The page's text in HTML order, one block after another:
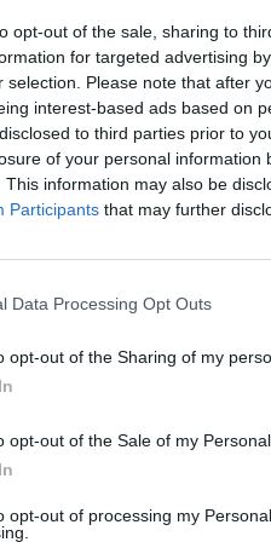
opt-out of the sale, sharing to
for targeted advertising
selection. Please note that after
interest-based ads based on
to third parties prior to
of your personal information
This information may also be
Participants that may further
Data Processing Opt Outs
opt-out of the Sharing of my
opt-out of the Sale of my Personal
opt-out of processing my
probabilidad, el
año divididos en un
un 50.6% de
de un jugador que puede
que modificar sus